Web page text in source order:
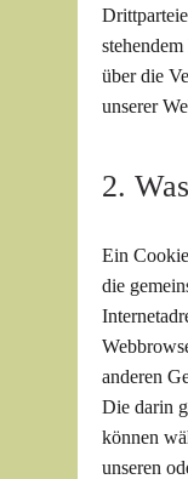
über die
unserer
2.
Ein
die
anderen
Die darin
können
unseren